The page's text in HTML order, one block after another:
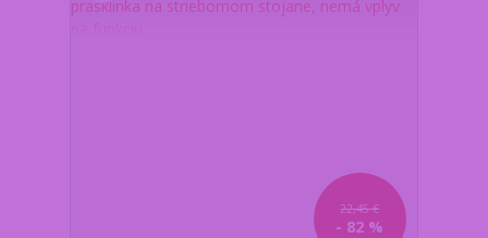
22,45 €
- 82 %